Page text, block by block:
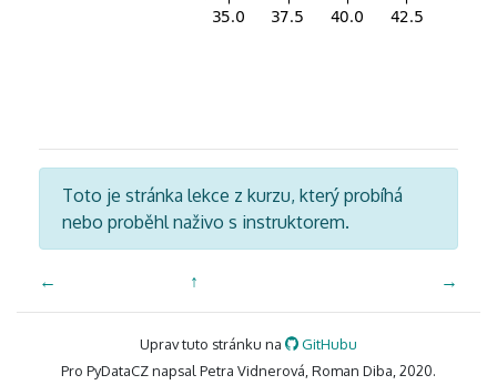
Toto je stránka lekce z kurzu, který probíhá
nebo proběhl naživo s instruktorem.
← ↑ →
Uprav tuto stránku na
GitHubu
Pro PyDataCZ napsal Petra Vidnerová, Roman Diba, 2020.